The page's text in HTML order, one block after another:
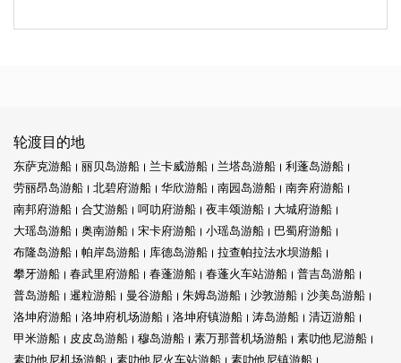
轮渡目的地
东萨克游船 丽贝岛游船 兰卡威游船 兰塔岛游船
利蓬岛游船
劳丽昂岛游船
北碧府游船 华欣游船 南园岛游船
南奔府游船
南邦府游船
合艾游船 呵叻府游船 夜丰颂游船
大城府游船
大瑶岛游船
奥南游船 宋卡府游船 小瑶岛游船
巴蜀府游船
布隆岛游船
帕岸岛游船 库德岛游船
拉查帕拉法水坝游船
攀牙游船
春武里府游船 春蓬游船 春蓬火车站游船
普吉岛游船
普岛游船
暹粒游船 曼谷游船 朱姆岛游船 沙敦游船
沙美岛游船
洛坤府游船
洛坤府机场游船 洛坤府镇游船 涛岛游船
清迈游船
甲米游船
皮皮岛游船 穆岛游船 素万那普机场游船
素叻他尼游船
素叻他尼机场游船
素叻他尼火车站游船
素叻他尼镇游船